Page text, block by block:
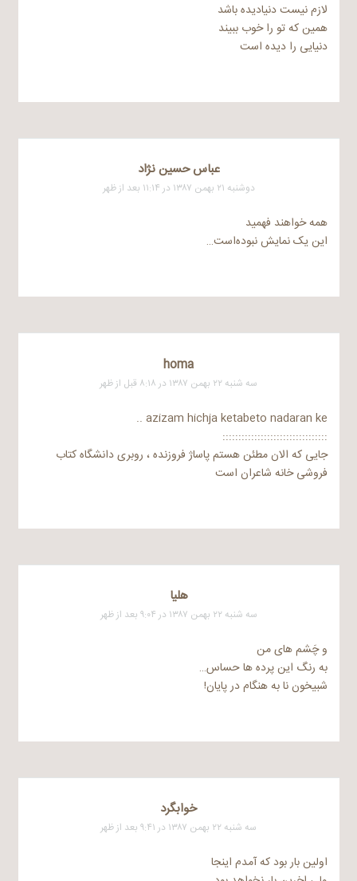
لازم نیست دنیادیده باشد
همین که تو را خوب ببیند
دنیایی را دیده است
عباس حسین نژاد
دوشنبه ۲۱ بهمن ۱۳۸۷ در ۱۱:۱۴ بعد از ظهر
همه خواهند فهمید
این یک نمایش نبوده‌است…
homa
سه شنبه ۲۲ بهمن ۱۳۸۷ در ۸:۱۸ قبل از ظهر
azizam hichja ketabeto nadaran ke ..
:::::::::::::::::::::::::::::::::
جایی که الان مطئن هستم پاساژ فروزنده ، روبری دانشگاه کتاب
فروشی خانه شاعران است
هلیا
سه شنبه ۲۲ بهمن ۱۳۸۷ در ۹:۰۴ بعد از ظهر
و چَشم های من
به رنگ این پرده ها حساس…
شبیخون نا به هنگام در پایان!
خوابگرد
سه شنبه ۲۲ بهمن ۱۳۸۷ در ۹:۴۱ بعد از ظهر
اولین بار بود که آمدم اینجا